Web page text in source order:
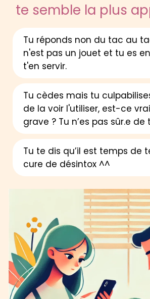
te semble la plus
Tu réponds non du tac au
n'est pas un jouet et tu es
t'en servir.
Tu cèdes mais tu
de la voir l'utiliser, est-ce
grave ? Tu n’es pas sûr.e de
Tu te dis qu’il est temps de
cure de désintox ^^